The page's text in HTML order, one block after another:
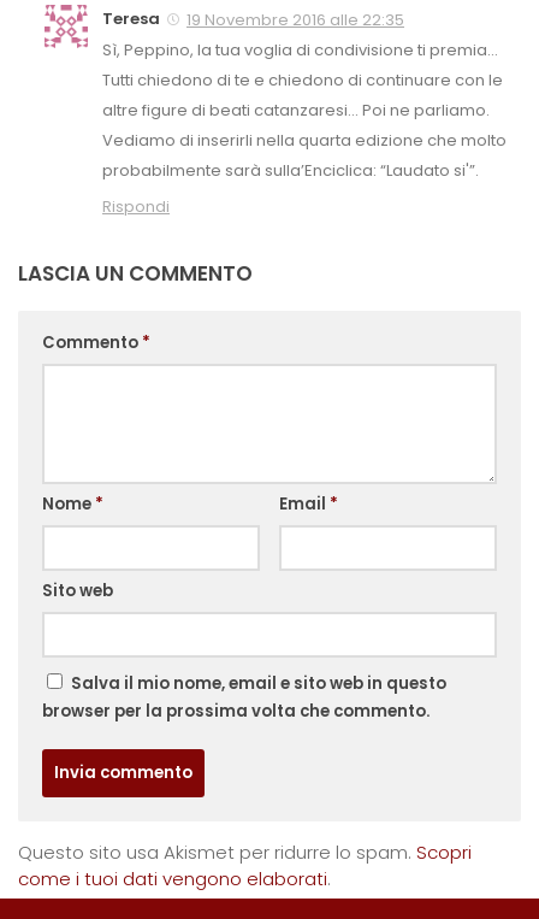
Teresa
19 Novembre 2016 alle 22:35
Sì, Peppino, la tua voglia di condivisione ti premia…
Tutti chiedono di te e chiedono di continuare con le
altre figure di beati catanzaresi… Poi ne parliamo.
Vediamo di inserirli nella quarta edizione che molto
probabilmente sarà sulla’Enciclica: “Laudato si'”.
Rispondi
LASCIA UN COMMENTO
Commento *
Nome * Email *
Sito web
Salva il mio nome, email e sito web in questo
browser per la prossima volta che commento.
Questo sito usa Akismet per ridurre lo spam. Scopri
come i tuoi dati vengono elaborati.